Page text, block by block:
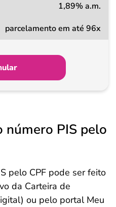
1,89% a.m.
parcelamento em até 96x
número PIS pelo
pelo CPF pode ser feito
da Carteira de
ou pelo portal Meu